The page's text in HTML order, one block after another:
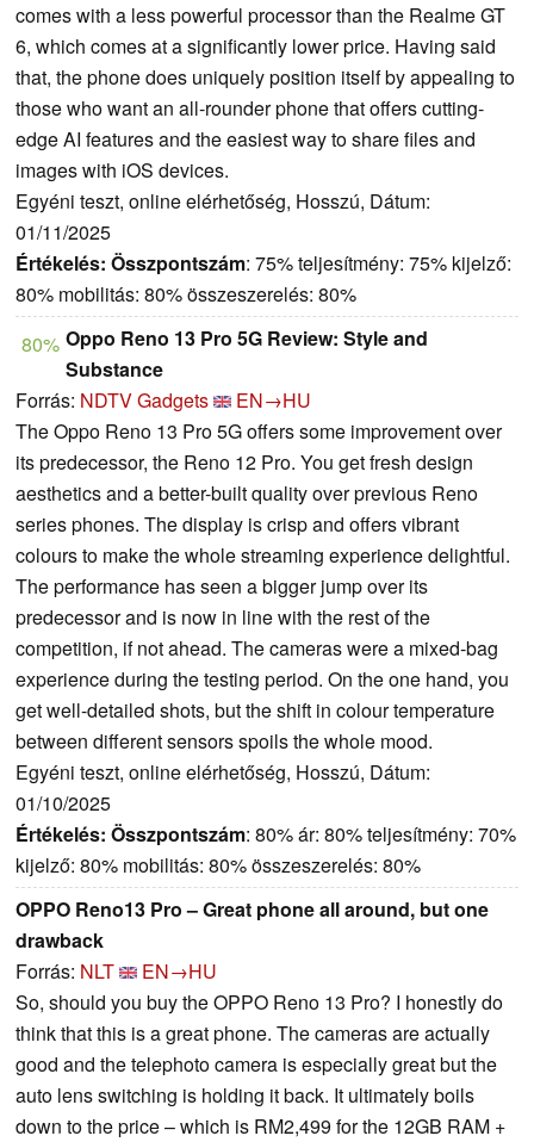
comes with a less powerful processor than the Realme GT
6, which comes at a significantly lower price. Having said
that, the phone does uniquely position itself by appealing to
those who want an all-rounder phone that offers cutting-
edge AI features and the easiest way to share files and
images with iOS devices.
Egyéni teszt, online elérhetőség, Hosszú, Dátum:
01/11/2025
Értékelés: Összpontszám: 75% teljesítmény: 75% kijelző:
80% mobilitás: 80% összeszerelés: 80%
80% Oppo Reno 13 Pro 5G Review: Style and
Substance
Forrás: NDTV Gadgets
EN→HU
The Oppo Reno 13 Pro 5G offers some improvement over
its predecessor, the Reno 12 Pro. You get fresh design
aesthetics and a better-built quality over previous Reno
series phones. The display is crisp and offers vibrant
colours to make the whole streaming experience delightful.
The performance has seen a bigger jump over its
predecessor and is now in line with the rest of the
competition, if not ahead. The cameras were a mixed-bag
experience during the testing period. On the one hand, you
get well-detailed shots, but the shift in colour temperature
between different sensors spoils the whole mood.
Egyéni teszt, online elérhetőség, Hosszú, Dátum:
01/10/2025
Értékelés: Összpontszám: 80% ár: 80% teljesítmény: 70%
kijelző: 80% mobilitás: 80% összeszerelés: 80%
OPPO Reno13 Pro – Great phone all around, but one
drawback
Forrás: NLT
EN→HU
So, should you buy the OPPO Reno 13 Pro? I honestly do
think that this is a great phone. The cameras are actually
good and the telephoto camera is especially great but the
auto lens switching is holding it back. It ultimately boils
down to the price – which is RM2,499 for the 12GB RAM +